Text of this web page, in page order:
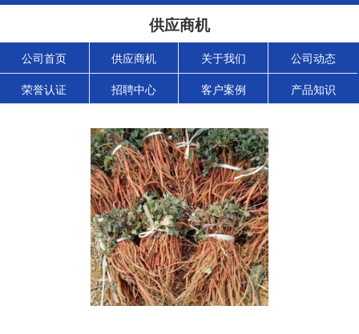
供应商机
公司首页 供应商机 关于我们 公司动态
荣誉认证 招聘中心 客户案例 产品知识